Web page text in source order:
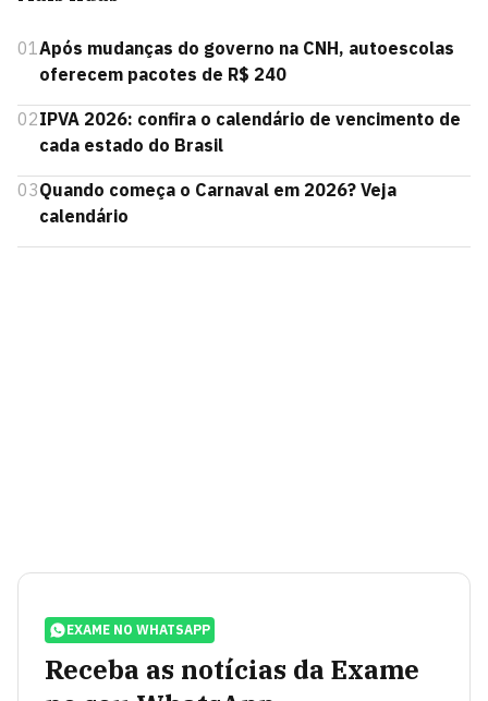
01Após mudanças do governo na CNH, autoescolas
oferecem pacotes de R$ 240
02IPVA 2026: confira o calendário de vencimento de
cada estado do Brasil
03Quando começa o Carnaval em 2026? Veja
calendário
EXAME NO WHATSAPP
Receba as notícias da Exame